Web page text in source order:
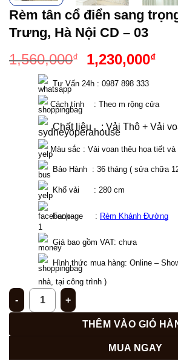
Rèm tân cổ điển sang
Trưng, Hà Nội CD – 03
1,560,000₫
Giá
là:
1,560,000₫.
1,230,000₫Giá
là:
Tư Vấn 24h : 0987 898 333
Cách tính    : Theo m rộng cửa
Chất liệu    : Vải Thô + Vải
Màu sắc : Vải voan thêu họa tiết
Bảo Hành  : 36 tháng ( sửa chữa
Khổ vải      : 280 cm
Fanpage     : Rèm Khánh Đường
Giá bao gồm VAT: chưa
Hình thức mua hàng: Online –
nhà, tại công trình )
Rèm tân cổ điển sang trọng quận Hai
THÊM VÀO GIỎ
MUA NGAY